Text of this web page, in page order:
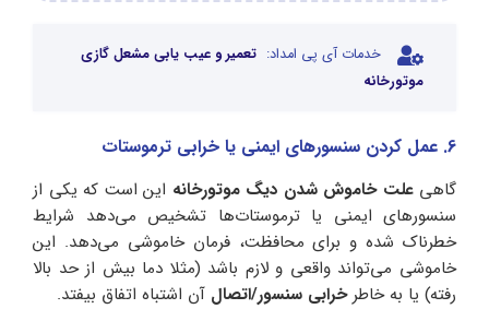
خدمات آی پی امداد: تعمیر و عیب یابی مشعل گازی
موتورخانه
6. عمل کردن سنسورهای ایمنی یا خرابی ترموستات
گاهیعلت خاموش شدن دیگ موتورخانه این است که یکی از
سنسورهای ایمنی یا ترموستات‌ها تشخیص می‌دهد شرایط
خطرناک شده و برای محافظت، فرمان خاموشی می‌دهد. این
خاموشی می‌تواند واقعی و لازم باشد (مثلا دما بیش از حد بالا
رفته) یا به خاطرخرابی سنسور/اتصال آن اشتباه اتفاق بیفتد.